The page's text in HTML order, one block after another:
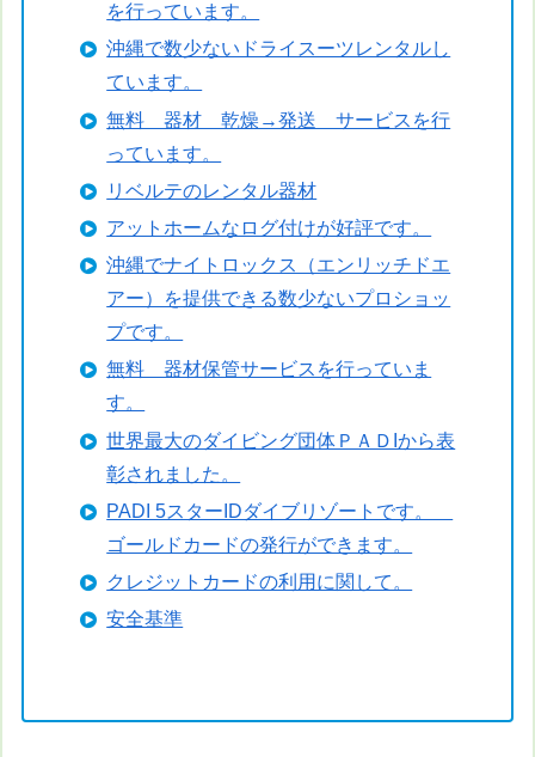
を行っています。
沖縄で数少ないドライスーツレンタルし
ています。
無料 器材 乾燥→発送 サービスを行
っています。
リベルテのレンタル器材
アットホームなログ付けが好評です。
沖縄でナイトロックス（エンリッチドエ
アー）を提供できる数少ないプロショッ
プです。
無料 器材保管サービスを行っていま
す。
世界最大のダイビング団体ＰＡＤIから表
彰されました。
PADI 5スターIDダイブリゾートです。
ゴールドカードの発行ができます。
クレジットカードの利用に関して。
安全基準